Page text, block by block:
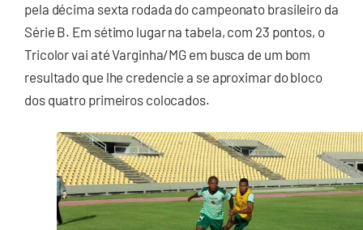
pela décima sexta rodada do campeonato brasileiro da
Série B. Em sétimo lugar na tabela, com 23 pontos, o
Tricolor vai até Varginha/MG em busca de um bom
resultado que lhe credencie a se aproximar do bloco
dos quatro primeiros colocados.